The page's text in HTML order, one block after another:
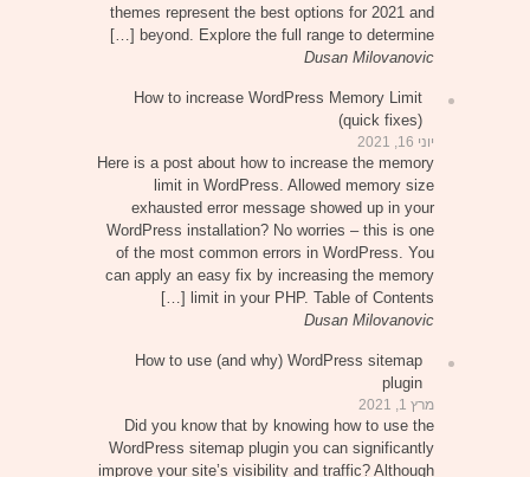
themes represent the best options for 2021 and
beyond. Explore the full range to determine […]
Dusan Milovanovic
How to increase WordPress Memory Limit
(quick fixes)
יוני 16, 2021
Here is a post about how to increase the memory
limit in WordPress. Allowed memory size
exhausted error message showed up in your
WordPress installation? No worries – this is one
of the most common errors in WordPress. You
can apply an easy fix by increasing the memory
limit in your PHP. Table of Contents […]
Dusan Milovanovic
How to use (and why) WordPress sitemap
plugin
מרץ 1, 2021
Did you know that by knowing how to use the
WordPress sitemap plugin you can significantly
improve your site’s visibility and traffic? Although